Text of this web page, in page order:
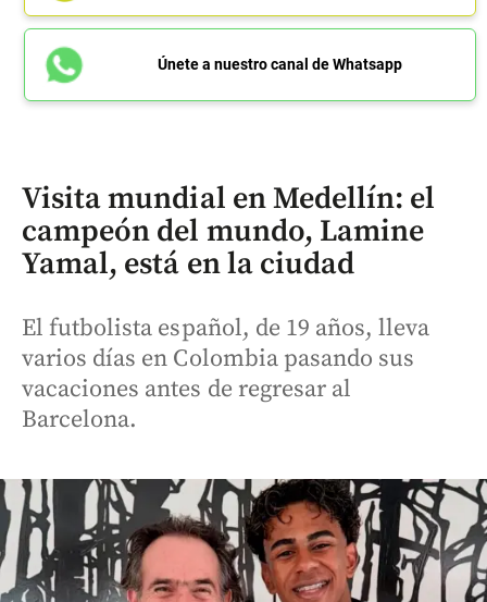
Únete a nuestro canal de Whatsapp
Visita mundial en Medellín: el
campeón del mundo, Lamine
Yamal, está en la ciudad
El futbolista español, de 19 años, lleva
varios días en Colombia pasando sus
vacaciones antes de regresar al
Barcelona.